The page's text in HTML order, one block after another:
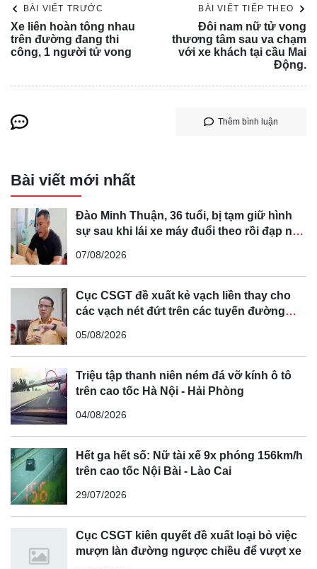
tượng đã trực tiếp gây ra vụ tai nạn một cách nghiêm túc.
Hơn 2 tháng trước, vào ngày 28/10, Công an quận Đống
Đa đã vào cuộc điều tra một vụ án nghiêm trọng xảy ra trên
phố Khâm Thiên, phường Thổ Quan, liên quan đến hành
bất chấp luật pháp, tụ tập đua xe trái phép trên nhiều tuyến
Đ.V.A khi đang điều khiển xe máy.
BÀI VIẾT TRƯỚC
Xe liên hoàn tông nhau
trên đường đang thi
công, 1 người tử vong
BÀI VIẾT TIẾP THEO
Đôi nam nữ tử vong
thương tâm sau va chạm
với xe khách tại cầu Mai
Động.
Thêm bình luận
Bài viết mới nhất
Đào Minh Thuận, 36 tuổi, bị tạm giữ hình
sự sau khi lái xe máy đuổi theo rồi đạp ngã
07/08/2026
Cục CSGT đề xuất kẻ vạch liền thay cho
các vạch nét đứt trên các tuyến đường
05/08/2026
Triệu tập thanh niên ném đá vỡ kính ô tô
trên cao tốc Hà Nội - Hải Phòng
04/08/2026
Hết ga hết số: Nữ tài xế 9x phóng 156km/h
trên cao tốc Nội Bài - Lào Cai
29/07/2026
Cục CSGT kiên quyết đề xuất loại bỏ việc
mượn làn đường ngược chiều để vượt xe